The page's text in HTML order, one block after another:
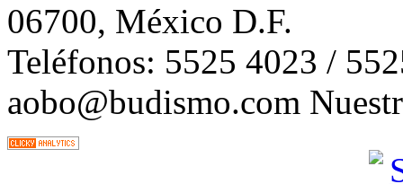
06700, México D.F.
Teléfonos: 5525 4023 /
aobo@budismo.com